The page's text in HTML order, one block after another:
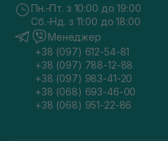
Пн.-Пт. з 10:00 до 19:00
Сб.-Нд. з 11:00 до 18:00
Менеджер
+38 (097) 612-54-81
+38 (097) 788-12-88
+38 (097) 983-41-20
+38 (068) 693-46-00
+38 (068) 951-22-86